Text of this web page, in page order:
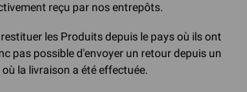
reçu par nos entrepôts.
les Produits depuis le pays où ils ont
pas possible d'envoyer un retour depuis un
la livraison a été effectuée.